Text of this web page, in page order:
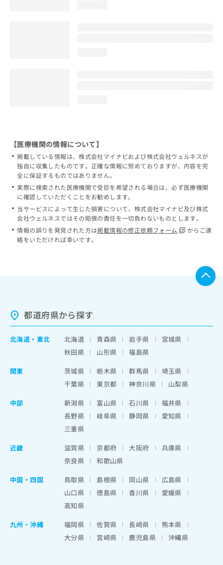
【医療機関の情報について】
掲載している情報は、株式会社マイナビおよび株式会社ウェルネスが
独自に収集したものです。正確な情報に努めておりますが、内容を完
全に保証するものではありません。
実際に検索された医療機関で受診を希望される場合は、必ず医療機関
に確認していただくことをお勧めします。
当サービスによって生じた損害について、株式会社マイナビ及び株式
会社ウェルネスではその賠償の責任を一切負わないものとします。
情報の誤りを発見された方は掲載情報の修正依頼フォーム
からご連
絡をいただければ幸いです。
都道府県から探す
北海道 ・ 東北 北海道 青森県 岩手県
宮城県
秋田県
山形県
福島県
関東
茨城県 栃木県 群馬県
埼玉県
千葉県
東京都 神奈川県
山梨県
中部
新潟県 富山県 石川県
福井県
長野県
岐阜県 静岡県
愛知県
三重県
近畿
滋賀県 京都府 大阪府
兵庫県
奈良県
和歌山県
中国・四国
鳥取県 島根県 岡山県
広島県
山口県
徳島県 香川県
愛媛県
高知県
九州・沖縄
福岡県 佐賀県 長崎県
熊本県
大分県
宮崎県 鹿児島県 沖縄県